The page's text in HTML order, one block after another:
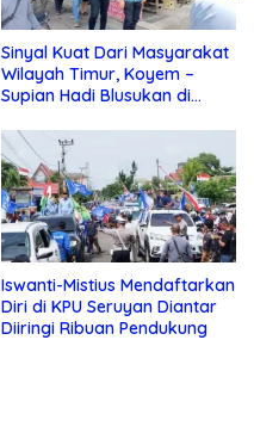
Sinyal Kuat Dari Masyarakat
Wilayah Timur, Koyem –
Supian Hadi Blusukan di
Iswanti-Mistius Mendaftarkan
Diri di KPU Seruyan Diantar
Diiringi Ribuan Pendukung